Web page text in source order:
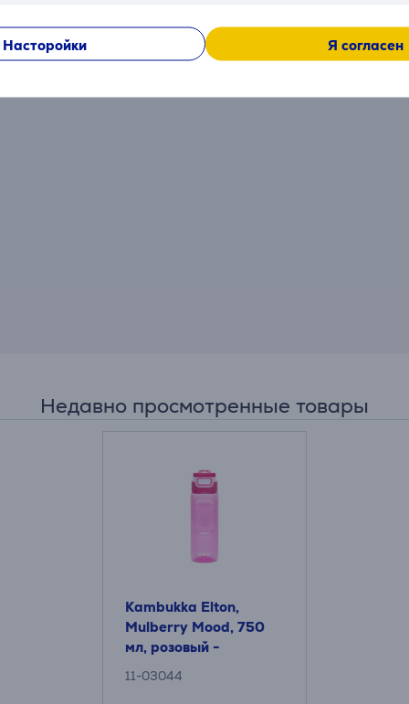
Насторойки Я согласен
Сейчас отзывов нет.
После совершения покупки откроется возможность
Недавно просмотренные товары
Kambukka Elton,
Mulberry Mood, 750
мл, розовый -
Бутылка для воды
11-03044